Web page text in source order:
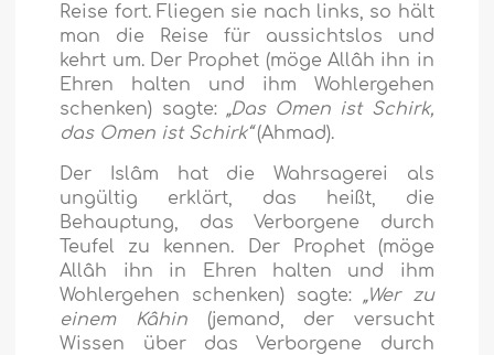
Reise fort. Fliegen sie nach links, so hält
man die Reise für aussichtslos und
kehrt um. Der Prophet (möge Allâh ihn in
Ehren halten und ihm Wohlergehen
schenken) sagte: „Das Omen ist Schirk,
das Omen ist Schirk“(Ahmad).
Der Islâm hat die Wahrsagerei als
ungültig erklärt, das heißt, die
Behauptung, das Verborgene durch
Teufel zu kennen. Der Prophet (möge
Allâh ihn in Ehren halten und ihm
Wohlergehen schenken) sagte: „Wer zu
einem Kâhin (jemand, der versucht
Wissen über das Verborgene durch